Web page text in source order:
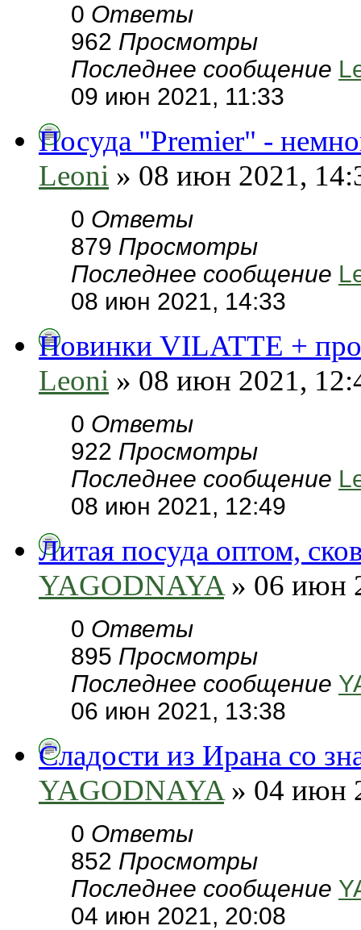
0 Ответы
962 Просмотры
Последнее сообщение
09 июн 2021, 11:33
Посуда "Premier" -
Leoni » 08 июн 2021,
0 Ответы
879 Просмотры
Последнее сообщение
08 июн 2021, 14:33
Новинки VILATTE +
Leoni » 08 июн 2021,
0 Ответы
922 Просмотры
Последнее сообщение
08 июн 2021, 12:49
Литая посуда оптом,
YAGODNAYA» 06 июн
0 Ответы
895 Просмотры
Последнее сообщение
06 июн 2021, 13:38
Сладости из Ирана со
YAGODNAYA» 04 июн
0 Ответы
852 Просмотры
Последнее сообщение
04 июн 2021, 20:08